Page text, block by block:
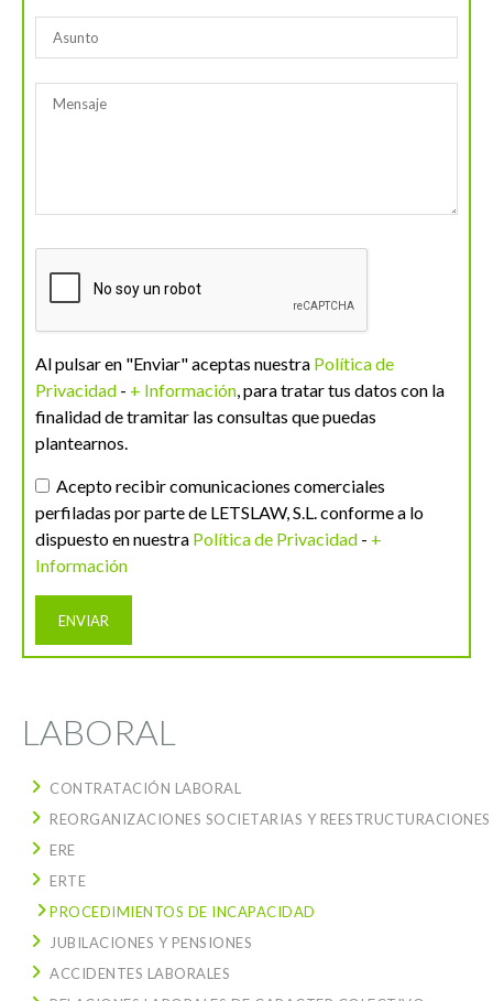
Al pulsar en "Enviar" aceptas nuestra Política de
Privacidad - + Información, para tratar tus datos con la
finalidad de tramitar las consultas que puedas
plantearnos.
Acepto recibir comunicaciones comerciales
perfiladas por parte de LETSLAW, S.L. conforme a lo
dispuesto en nuestra Política de Privacidad - +
Información
LABORAL
CONTRATACIÓN LABORAL
REORGANIZACIONES SOCIETARIAS Y REESTRUCTURACIONES
ERE
ERTE
PROCEDIMIENTOS DE INCAPACIDAD
JUBILACIONES Y PENSIONES
ACCIDENTES LABORALES